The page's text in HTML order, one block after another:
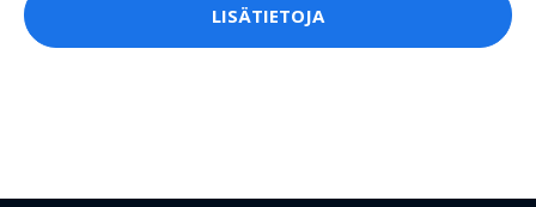
LISÄTIETOJA